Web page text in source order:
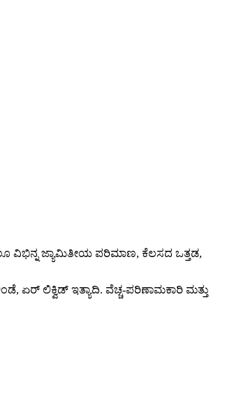
ವಿಭಿನ್ನ ಜ್ಯಾಮಿತೀಯ ಪರಿಮಾಣ, ಕೆಲಸದ ಒತ್ತಡ,
ಏರ್ ಲಿಕ್ವಿಡ್ ಇತ್ಯಾದಿ. ವೆಚ್ಚ-ಪರಿಣಾಮಕಾರಿ ಮತ್ತು